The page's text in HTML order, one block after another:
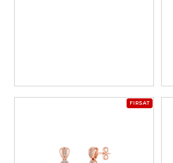
FIRSAT